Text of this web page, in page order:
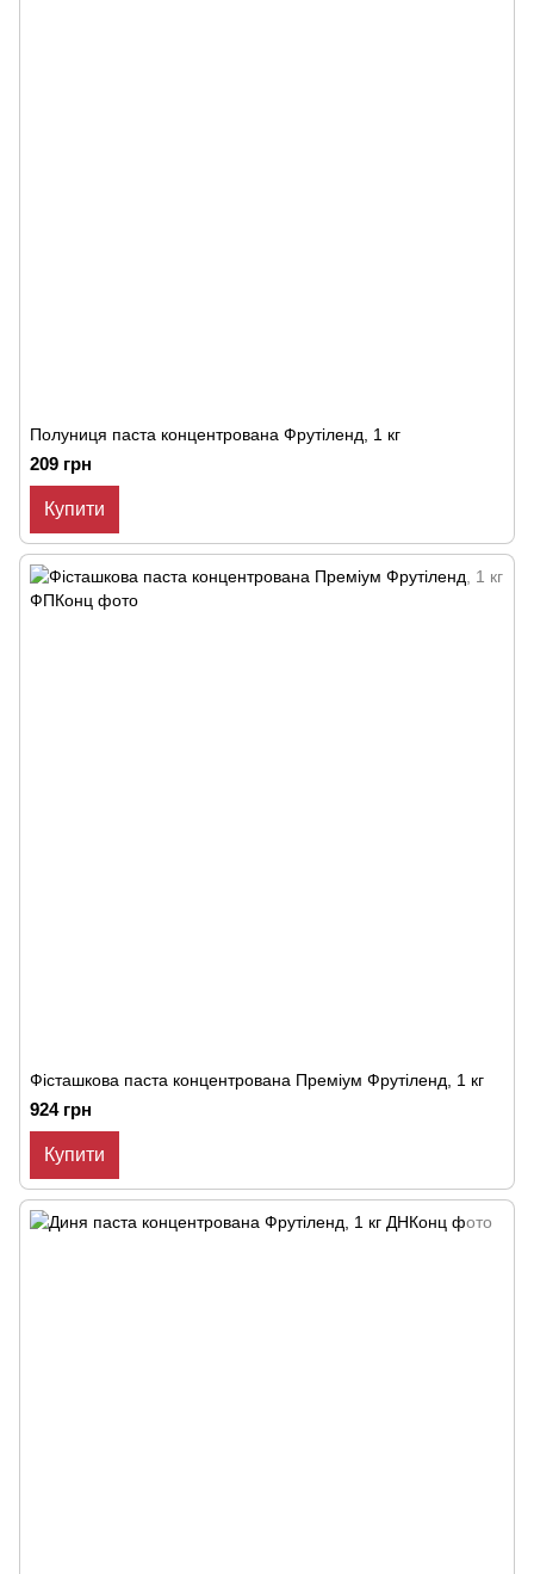
Полуниця паста концентрована Фрутіленд, 1 кг
209 грн
Купити
Фісташкова паста концентрована Преміум Фрутіленд, 1 кг
924 грн
Купити